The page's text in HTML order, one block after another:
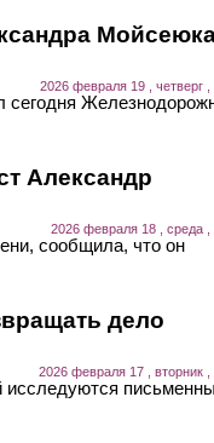
2026 февраля 19 , четверг ,
сегодня
Александр
2026 февраля 18 , среда ,
сообщила, что он
дело
2026 февраля 17 , вторник ,
исследуются